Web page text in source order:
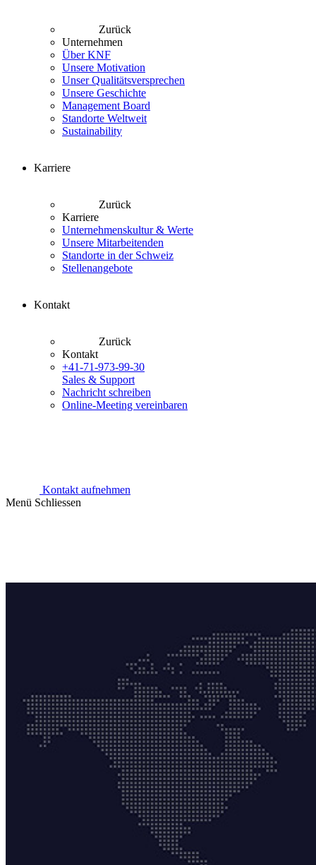
Zurück
Unternehmen
Über KNF
Unsere Motivation
Unser Qualitätsversprechen
Unsere Geschichte
Management Board
Standorte Weltweit
Sustainability
Karriere
Zurück
Karriere
Unternehmenskultur & Werte
Unsere Mitarbeitenden
Standorte in der Schweiz
Stellenangebote
Kontakt
Zurück
Kontakt
+41-71-973-99-30
Sales & Support
Nachricht schreiben
Online-Meeting vereinbaren
Kontakt aufnehmen
Menü Schliessen